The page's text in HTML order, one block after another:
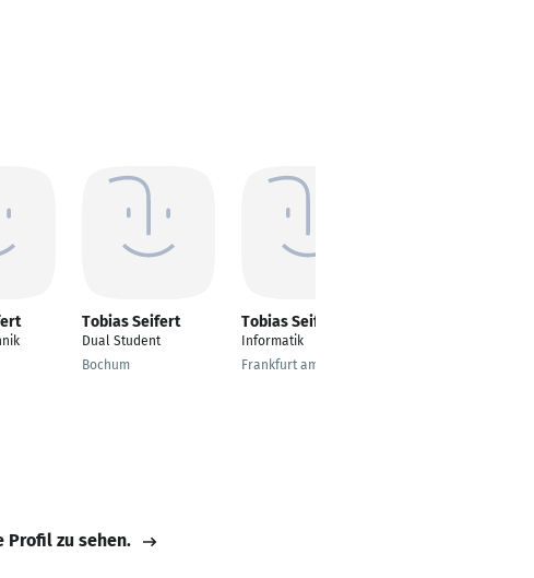
Tobias Seifert
Dual Student
Bochum
Tobias Seifert
Informatik
Frankfurt am Main
Profil zu sehen.